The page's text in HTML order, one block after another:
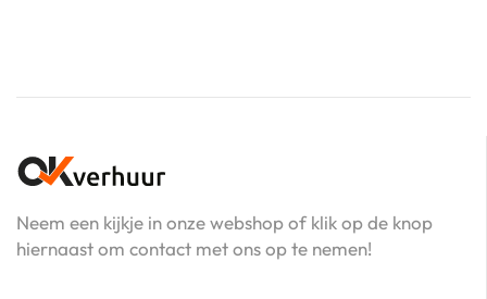
Neem een kijkje in onze webshop of klik op de knop
hiernaast om contact met ons op te nemen!